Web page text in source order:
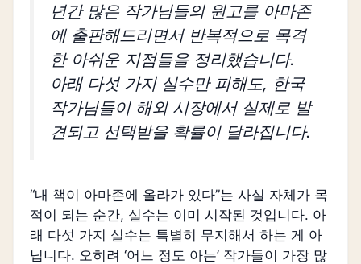
년간 많은 작가님들의 원고를 아마존
에 출판해드리면서 반복적으로 목격
한 아쉬운 지점들을 정리했습니다.
아래 다섯 가지 실수만 피해도, 한국
작가님들이 해외 시장에서 실제로 발
견되고 선택받을 확률이 달라집니다.
“내 책이 아마존에 올라가 있다”는 사실 자체가 목
적이 되는 순간, 실수는 이미 시작된 것입니다. 아
래 다섯 가지 실수는 특별히 무지해서 하는 게 아
닙니다. 오히려 ‘어느 정도 아는’ 작가들이 가장 많